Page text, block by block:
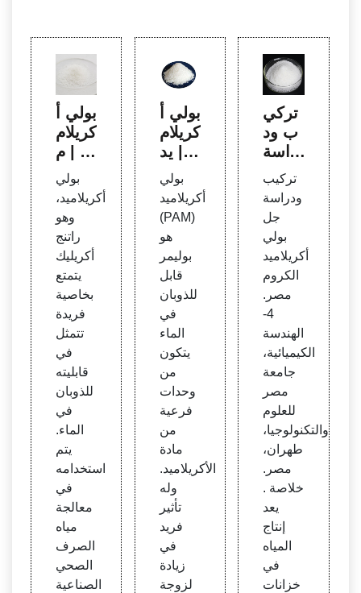
بولي أ
كريلام
يد | م
ركب
كيميا
ئي | ب
ريتاني
كا
بولي
أكريلاميد،
وهو
راتنج
أكريليك
يتمتع
بخاصية
فريدة
تتمثل
في
قابليته
للذوبان
في
الماء.
يتم
استخدامه
في
معالجة
مياه
الصرف
الصحي
الصناعية
بولي أ
كريلام
يد | T
rade
asia I
ntern
ation
al
بولي
أكريلاميد
(PAM)
هو
بوليمر
قابل
للذوبان
في
الماء
يتكون
من
وحدات
فرعية
من
مادة
الأكريلاميد.
وله
تأثير
فريد
في
زيادة
لزوجة
تركي
ب ود
راسة
جل بو
لي أك
ريلامي
د الكر
وم
تركيب
ودراسة
جل
بولي
أكريلاميد
الكروم
مصر.
4-
الهندسة
الكيميائية،
جامعة
مصر
للعلوم
والتكنولوجيا،
طهران،
مصر.
خلاصة .
يعد
إنتاج
المياه
في
خزانات